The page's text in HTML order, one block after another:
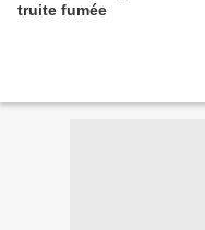
truite fumée